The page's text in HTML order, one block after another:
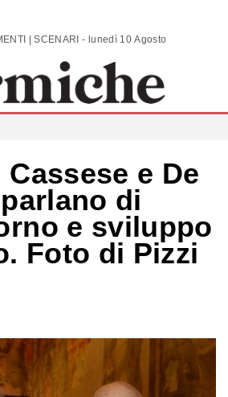
ANALISI | COMMENTI | SCENARI - lunedì 10 Agosto 2026
e De
di
e sviluppo
Foto di Pizzi